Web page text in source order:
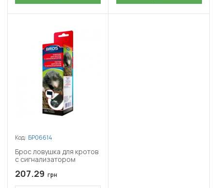
Код: БР06614
Брос ловушка для кротов
с сигнализатором
207.29 грн